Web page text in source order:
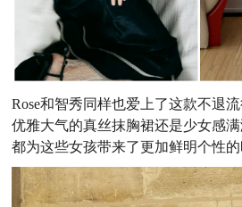
Rose和智秀同样也爱上了这款不退
优雅大气的真丝抹胸裙还是少女感
都为这些女孩带来了更加鲜明个性的